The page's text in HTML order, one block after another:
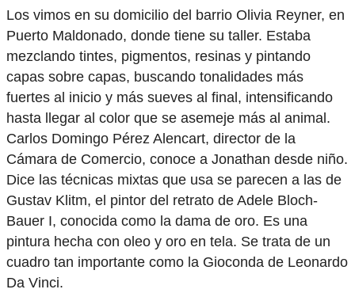
Los vimos en su domicilio del barrio Olivia Reyner, en
Puerto Maldonado, donde tiene su taller. Estaba
mezclando tintes, pigmentos, resinas y pintando
capas sobre capas, buscando tonalidades más
fuertes al inicio y más sueves al final, intensificando
hasta llegar al color que se asemeje más al animal.
Carlos Domingo Pérez Alencart, director de la
Cámara de Comercio, conoce a Jonathan desde niño.
Dice las técnicas mixtas que usa se parecen a las de
Gustav Klitm, el pintor del retrato de Adele Bloch-
Bauer I, conocida como la dama de oro. Es una
pintura hecha con oleo y oro en tela. Se trata de un
cuadro tan importante como la Gioconda de Leonardo
Da Vinci.